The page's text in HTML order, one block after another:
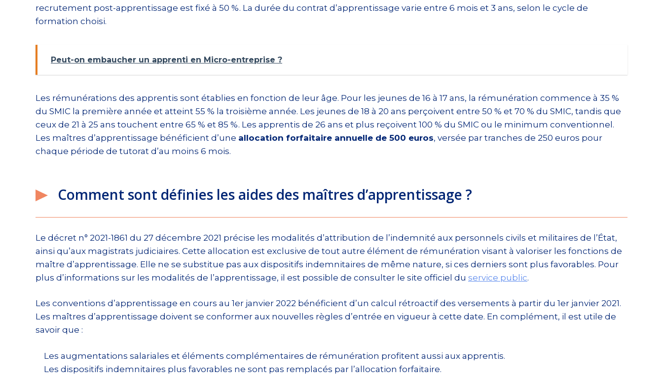
recrutement post-apprentissage est fixé à 50 %. La durée du contrat d’apprentissage varie entre 6 mois et 3 ans, selon le cycle de
formation choisi.
Peut-on embaucher un apprenti en Micro-entreprise ?
Les rémunérations des apprentis sont établies en fonction de leur âge. Pour les jeunes de 16 à 17 ans, la rémunération commence à 35 %
du SMIC la première année et atteint 55 % la troisième année. Les jeunes de 18 à 20 ans perçoivent entre 50 % et 70 % du SMIC, tandis que
ceux de 21 à 25 ans touchent entre 65 % et 85 %. Les apprentis de 26 ans et plus reçoivent 100 % du SMIC ou le minimum conventionnel.
Les maîtres d’apprentissage bénéficient d’une allocation forfaitaire annuelle de 500 euros, versée par tranches de 250 euros pour
chaque période de tutorat d’au moins 6 mois.
Comment sont définies les aides des maîtres d’apprentissage ?
Le décret n° 2021-1861 du 27 décembre 2021 précise les modalités d’attribution de l’indemnité aux personnels civils et militaires de l’État,
ainsi qu’aux magistrats judiciaires. Cette allocation est exclusive de tout autre élément de rémunération visant à valoriser les fonctions de
maître d’apprentissage. Elle ne se substitue pas aux dispositifs indemnitaires de même nature, si ces derniers sont plus favorables. Pour
plus d’informations sur les modalités de l’apprentissage, il est possible de consulter le site officiel du service public.
Les conventions d’apprentissage en cours au 1er janvier 2022 bénéficient d’un calcul rétroactif des versements à partir du 1er janvier 2021.
Les maîtres d’apprentissage doivent se conformer aux nouvelles règles d’entrée en vigueur à cette date. En complément, il est utile de
savoir que :
Les augmentations salariales et éléments complémentaires de rémunération profitent aussi aux apprentis.
Les dispositifs indemnitaires plus favorables ne sont pas remplacés par l’allocation forfaitaire.